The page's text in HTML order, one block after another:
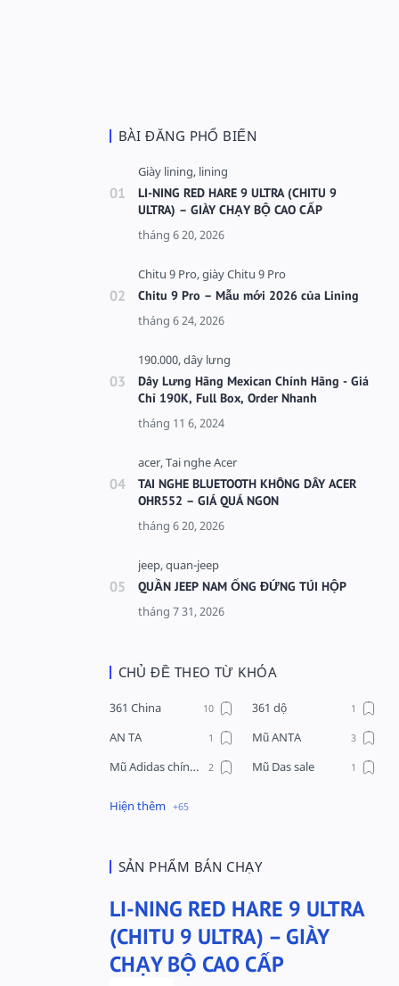
BÀI ĐĂNG PHỔ BIẾN
LI-NING RED HARE 9 ULTRA (CHITU 9
ULTRA) – GIÀY CHẠY BỘ CAO CẤP
Chitu 9 Pro – Mẫu mới 2026 của Lining
Dây Lưng Hãng Mexican Chính Hãng - Giá
Chỉ 190K, Full Box, Order Nhanh
TAI NGHE BLUETOOTH KHÔNG DÂY ACER
OHR552 – GIÁ QUÁ NGON
QUẦN JEEP NAM ỐNG ĐỨNG TÚI HỘP
CHỦ ĐỀ THEO TỪ KHÓA
361 China
361 dộ
AN TA
Mũ ANTA
Mũ Adidas chính hãng
Mũ Das sale
Phụ kiện Acer
Quần nỉ nam Lining
Quần short nam Lining
Remax
Sale giày Anta nữ
Sale áo nỉ Adidas
Sịp Nanjiren
SẢN PHẨM BÁN CHẠY
LI-NING RED HARE 9 ULTRA
(CHITU 9 ULTRA) – GIÀY
CHẠY BỘ CAO CẤP